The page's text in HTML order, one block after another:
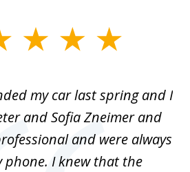
my car last spring and I
and Sofia Zneimer and
and were always
phone. I knew that the